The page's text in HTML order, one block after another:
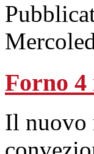
Forno 4
Il nuovo